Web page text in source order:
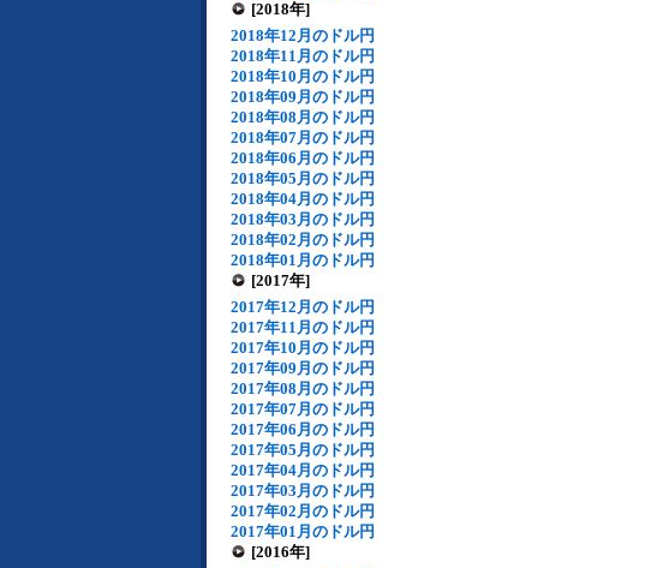
[2018年]
2018年12月のドル円
2018年11月のドル円
2018年10月のドル円
2018年09月のドル円
2018年08月のドル円
2018年07月のドル円
2018年06月のドル円
2018年05月のドル円
2018年04月のドル円
2018年03月のドル円
2018年02月のドル円
2018年01月のドル円
[2017年]
2017年12月のドル円
2017年11月のドル円
2017年10月のドル円
2017年09月のドル円
2017年08月のドル円
2017年07月のドル円
2017年06月のドル円
2017年05月のドル円
2017年04月のドル円
2017年03月のドル円
2017年02月のドル円
2017年01月のドル円
[2016年]